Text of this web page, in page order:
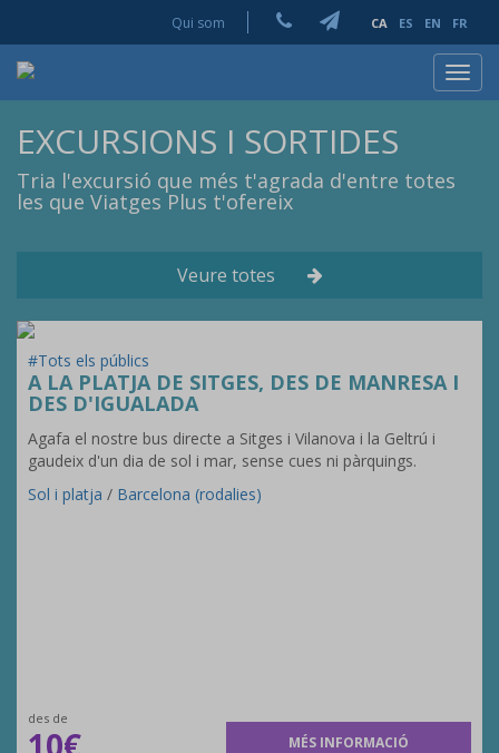
Qui som CA ES EN FR
EXCURSIONS I SORTIDES
Tria l'excursió que més t'agrada d'entre totes
les que Viatges Plus t'ofereix
Veure totes
#Tots els públics
A LA PLATJA DE SITGES, DES DE MANRESA I
DES D'IGUALADA
Agafa el nostre bus directe a Sitges i Vilanova i la Geltrú i
gaudeix d'un dia de sol i mar, sense cues ni pàrquings.
Sol i platja / Barcelona (rodalies)
des de
MÉS INFORMACIÓ